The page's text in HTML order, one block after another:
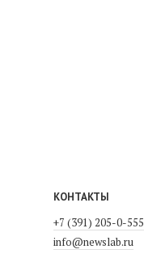
КОНТАКТЫ
+7 (391) 205-0-555
info@newslab.ru